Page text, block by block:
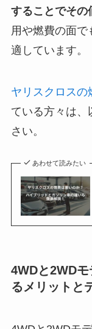
することでその
用や燃費の面で
適しています。
ヤリスクロスの
ている方々は、
さい。
あわせて読みたい
4WDと2WD
るメリットと